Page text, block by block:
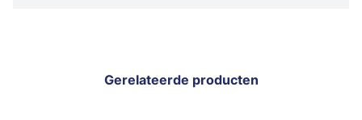
Gerelateerde producten